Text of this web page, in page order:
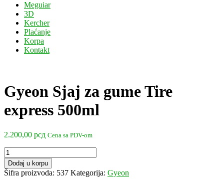
Meguiar
3D
Kercher
Plaćanje
Korpa
Kontakt
Gyeon Sjaj za gume Tire
express 500ml
2.200,00 рсд Cena sa PDV-om
Gyeon
Sjaj
za
gume
Dodaj u korpu
Šifra proizvoda: 537 Kategorija: Gyeon